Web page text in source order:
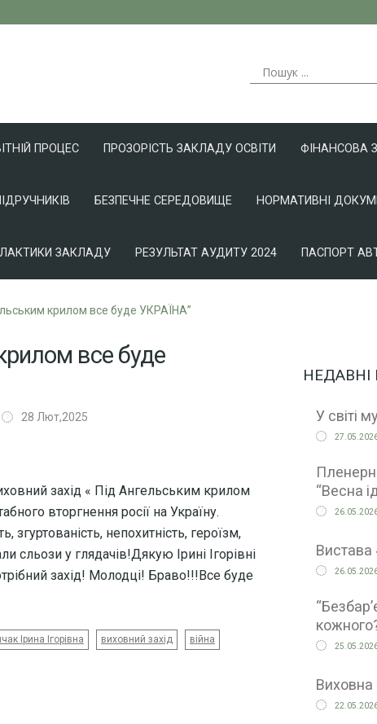
ПРОЦЕС ПРОЗОРІСТЬ ЗАКЛАДУ ОСВІТИ ФІНАНСОВА
БЕЗПЕЧНЕ СЕРЕДОВИЩЕ НОРМАТИВНІ
ЗАКЛАДУ РЕЗУЛЬТАТ АУДИТУ 2024 ПАСПОРТ
крилом все буде УКРАЇНА”
все буде
28 Лют,2025
захід « Під Ангельським крилом
вторгнення росії на Україну.
непохитність, героїзм,
сльози у глядачів!Дякую Ірині Ігорівні
захід! Молодці! Браво!!!Все буде
Ірина Ігорівна виховний захід війна
У світі
“Весна
Виховна